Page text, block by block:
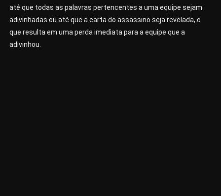
até que todas as palavras pertencentes a uma equipe sejam
adivinhadas ou até que a carta do assassino seja revelada, o
que resulta em uma perda imediata para a equipe que a
adivinhou.